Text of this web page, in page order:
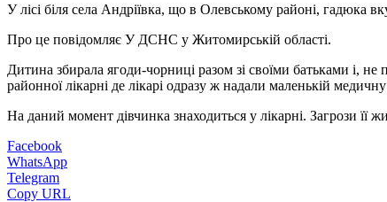
У лісі біля села Андріївка, що в Олевському районі, гадюка
Про це повідомляє У ДСНС у Житомирській області.
Дитина збирала ягоди-чорниці разом зі своїми батьками і,
районної лікарні де лікарі одразу ж надали маленькій
На даний момент дівчинка знаходиться у лікарні. Загрози її
Facebook
WhatsApp
Telegram
Copy URL